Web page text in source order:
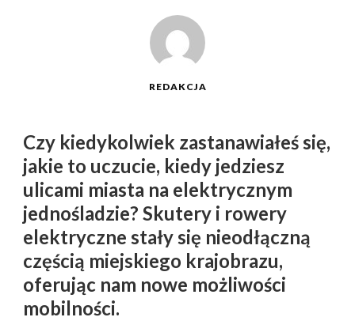
REDAKCJA
Czy kiedykolwiek zastanawiałeś się,
jakie to uczucie, kiedy jedziesz
ulicami miasta na elektrycznym
jednośladzie? Skutery i rowery
elektryczne stały się nieodłączną
częścią miejskiego krajobrazu,
oferując nam nowe możliwości
mobilności.